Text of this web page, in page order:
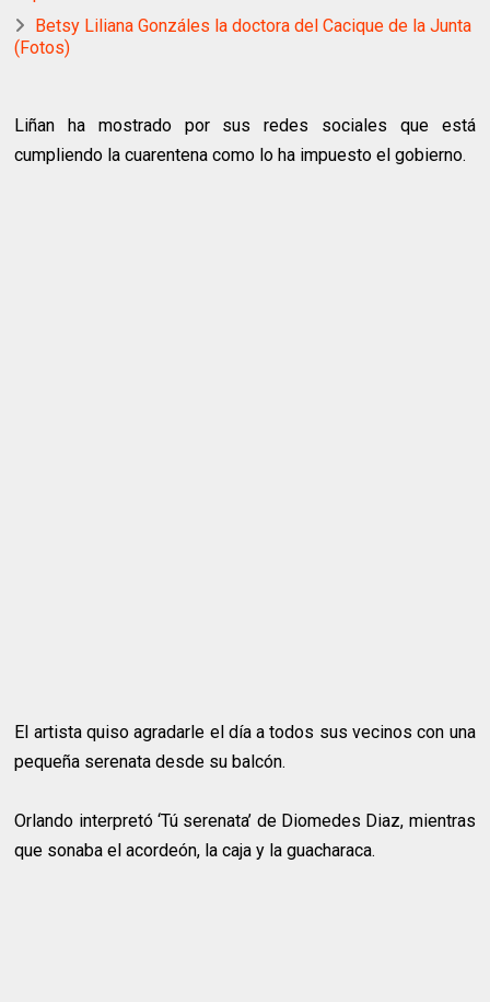
Betsy Liliana Gonzáles la doctora del Cacique de la Junta
(Fotos)
Liñan ha mostrado por sus redes sociales que está
cumpliendo la cuarentena como lo ha impuesto el gobierno.
El artista quiso agradarle el día a todos sus vecinos con una
pequeña serenata desde su balcón.
Orlando interpretó ‘Tú serenata’ de Diomedes Diaz, mientras
que sonaba el acordeón, la caja y la guacharaca.